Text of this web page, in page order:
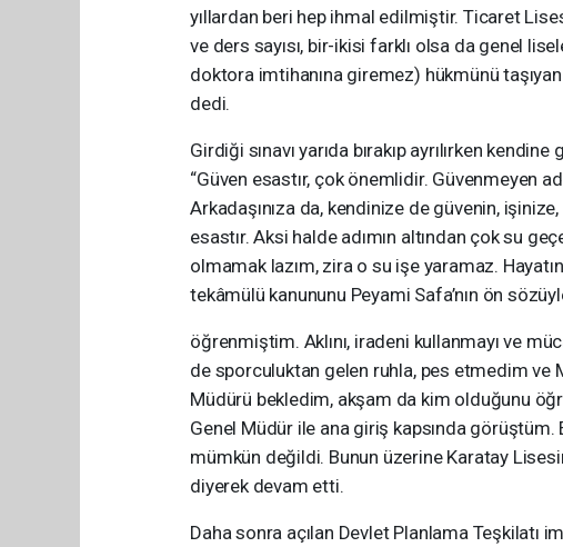
yıllardan beri hep ihmal edilmiştir. Ticaret
ve ders sayısı, bir-ikisi farklı olsa da genel
doktora imtihanına giremez) hükmünü
dedi.
Girdiği sınavı yarıda bırakıp ayrılırken
“Güven esastır, çok önemlidir. Güvenmeyen
Arkadaşınıza da, kendinize de güvenin,
esastır. Aksi halde adımın altından çok su
olmamak lazım, zira o su işe yaramaz.
tekâmülü kanununu Peyami Safa’nın ön
öğrenmiştim. Aklını, iradeni kullanmayı ve
de sporculuktan gelen ruhla, pes etmedim ve
Müdürü bekledim, akşam da kim olduğunu
Genel Müdür ile ana giriş kapsında
mümkün değildi. Bunun üzerine Karatay
diyerek devam etti.
Daha sonra açılan Devlet Planlama Teşkilatı